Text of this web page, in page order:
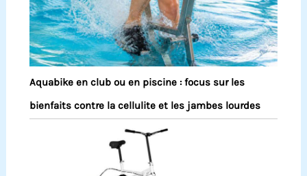
Aquabike en club ou en piscine : focus sur les
bienfaits contre la cellulite et les jambes lourdes